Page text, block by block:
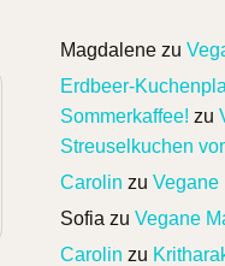
Magdalene zu
Erdbeer-
Sommerkaffee! zu
Streuselkuchen
Carolin zu Vegane
Sofia zu Vegane
Carolin zu